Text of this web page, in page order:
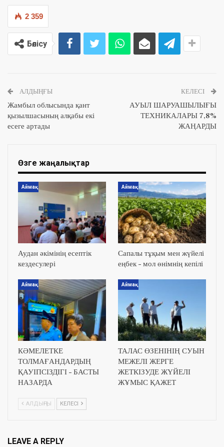
2 359
Бөлісу
АЛДЫҢҒЫ
Жамбыл облысында қант
қызылшасының алқабы екі
есеге артады
КЕЛЕСІ
АУЫЛ ШАРУАШЫЛЫҒЫ
ТЕХНИКАЛАРЫ 7,8%
ЖАҢАРДЫ
Өзге жаңалықтар
Аймақ
Аудан әкімінің есептік
кездесулері
Аймақ
Сапалы тұқым мен жүйелі
еңбек – мол өнімнің кепілі
Аймақ
КӘМЕЛЕТКЕ
ТОЛМАҒАНДАРДЫҢ
ҚАУІПСІЗДІГІ – БАСТЫ
НАЗАРДА
Аймақ
ТАЛАС ӨЗЕНІНІҢ СУЫН
МЕЖЕЛІ ЖЕРГЕ
ЖЕТКІЗУДЕ ЖҮЙЕЛІ
ЖҰМЫС ҚАЖЕТ
АЛДЫҢҒЫ КЕЛЕСІ
LEAVE A REPLY